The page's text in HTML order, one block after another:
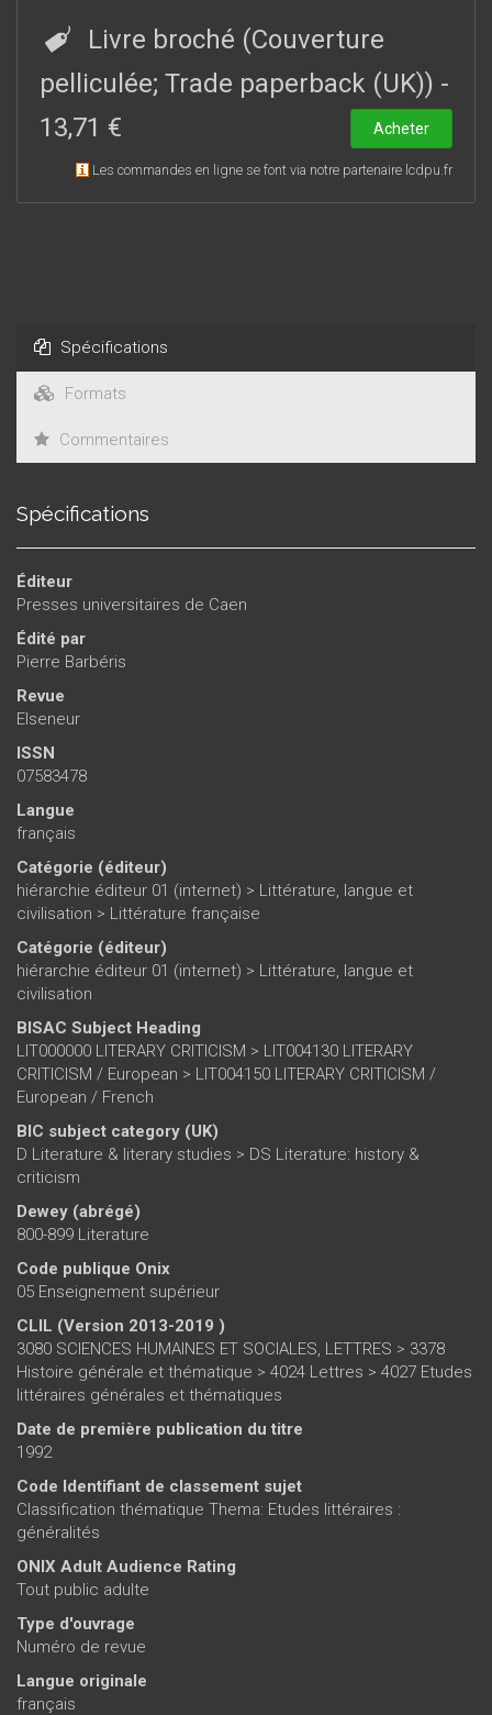
le texte cryptique et le message codé, visant un nouvel
universel et définissant une autre utopie. L’errance refuse les
fétiches et la consommation mais elle ouvre aussi sur du
nouveau qui ne soit pas marchand. Mais tout dépend,
largement, du lecteur : de l’errance du sens au sens de
l’errance.Ce numéro fait le point sur ce qui se présente
comme une dimension essentielle de la modernité.
Livre broché (Couverture
pelliculée; Trade paperback (UK)) -
13,71 €
Acheter
Les commandes en ligne se font via notre partenaire lcdpu.fr
Spécifications
Formats
Commentaires
Spécifications
Éditeur
Presses universitaires de Caen
Édité par
Pierre Barbéris
Revue
Elseneur
ISSN
07583478
Langue
français
Catégorie (éditeur)
hiérarchie éditeur 01 (internet) > Littérature, langue et
civilisation > Littérature française
Catégorie (éditeur)
hiérarchie éditeur 01 (internet) > Littérature, langue et
civilisation
BISAC Subject Heading
LIT000000 LITERARY CRITICISM > LIT004130 LITERARY
CRITICISM / European > LIT004150 LITERARY CRITICISM /
European / French
BIC subject category (UK)
D Literature & literary studies > DS Literature: history &
criticism
Dewey (abrégé)
800-899 Literature
Code publique Onix
05 Enseignement supérieur
CLIL (Version 2013-2019 )
3080 SCIENCES HUMAINES ET SOCIALES, LETTRES > 3378
Histoire générale et thématique > 4024 Lettres > 4027 Etudes
littéraires générales et thématiques
Date de première publication du titre
1992
Code Identifiant de classement sujet
Classification thématique Thema: Etudes littéraires :
généralités
ONIX Adult Audience Rating
Tout public adulte
Type d'ouvrage
Numéro de revue
Langue originale
français